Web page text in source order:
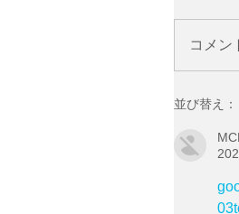
コメン
並び替え：